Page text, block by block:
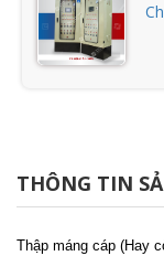
THÔNG TIN
Thập máng cáp (Hay